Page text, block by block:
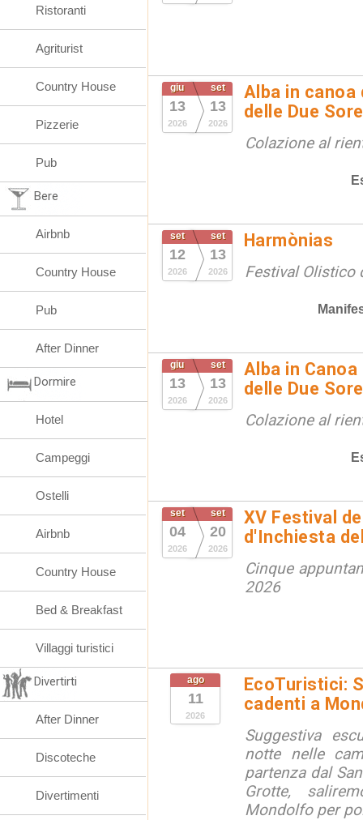
giu
13
2026
set
13
2026
Alba in canoa
delle Due
Colazione al
set
12
2026
set
13
2026
Harmònias
Festival Olistico
giu
13
2026
set
13
2026
Alba in
delle Due
Colazione al
set
04
2026
set
20
2026
XV Festival
d'Inchiesta
Cinque
2026
ago
11
2026
EcoTuristici:
cadenti a
Suggestiva
notte nelle
partenza dal
Grotte,
Mondolfo per
Ristoranti
Agriturist
Country House
Pizzerie
Pub
Bere
Airbnb
Country House
Pub
After Dinner
Dormire
Hotel
Campeggi
Ostelli
Airbnb
Country House
Bed & Breakfast
Villaggi turistici
Divertirti
After Dinner
Discoteche
Divertimenti